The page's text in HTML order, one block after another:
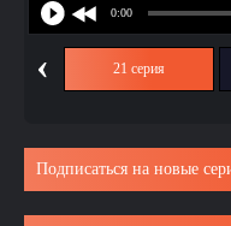
‹ 21 серия
Подписаться на новые